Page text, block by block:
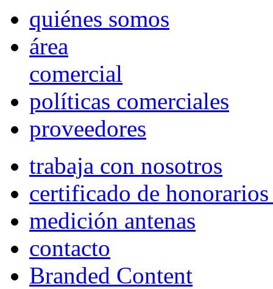
quiénes somos
área
comercial
políticas comerciales
proveedores
trabaja con nosotros
certificado de
medición antenas
contacto
Branded Content